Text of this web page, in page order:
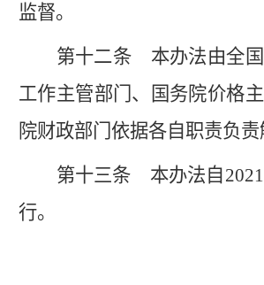
监督。
第十二条 本办法由全
工作主管部门、国务院价格
院财政部门依据各自职责负责
第十三条 本办法自
行。